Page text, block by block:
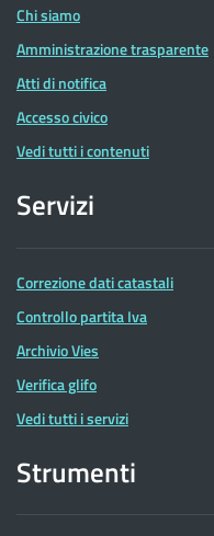
Chi siamo
Amministrazione trasparente
Atti di notifica
Accesso civico
Vedi tutti i contenuti
Servizi
Correzione dati catastali
Controllo partita Iva
Archivio Vies
Verifica glifo
Vedi tutti i servizi
Strumenti